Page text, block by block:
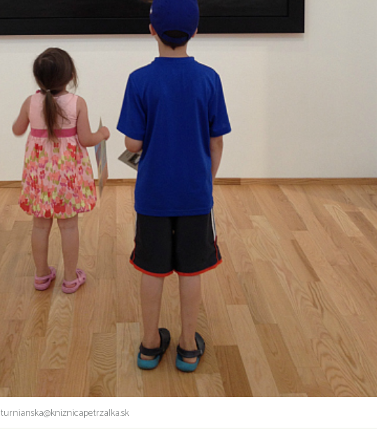
turnianska@kniznicapetrzalka.sk